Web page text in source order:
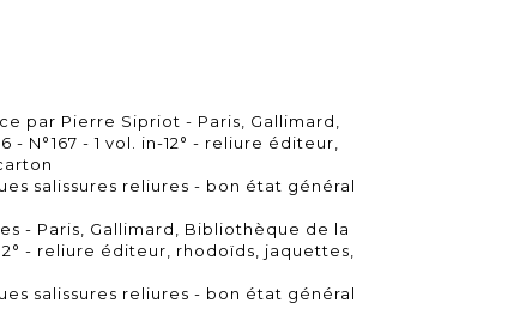
par Pierre Sipriot - Paris, Gallimard,
N°167 - 1 vol. in-12° - reliure éditeur,
salissures reliures - bon état général
- Paris, Gallimard, Bibliothèque de la
- reliure éditeur, rhodoïds, jaquettes,
salissures reliures - bon état général